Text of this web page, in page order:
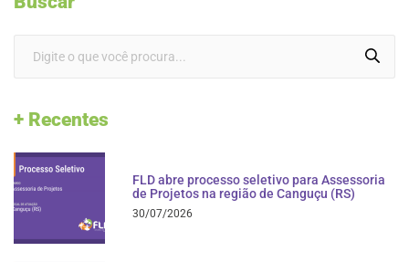
+ Recentes
FLD abre processo seletivo para Assessoria
de Projetos na região de Canguçu (RS)
30/07/2026